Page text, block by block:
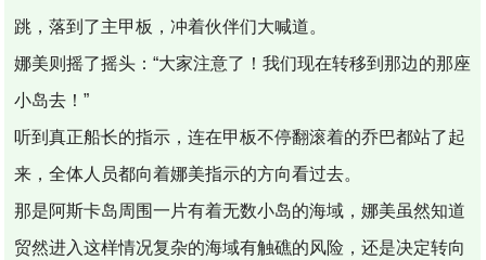
跳，落到了主甲板，冲着伙伴们大喊道。
娜美则摇了摇头：“大家注意了！我们现在转移到那边的那座
小岛去！”
听到真正船长的指示，连在甲板不停翻滚着的乔巴都站了起
来，全体人员都向着娜美指示的方向看过去。
那是阿斯卡岛周围一片有着无数小岛的海域，娜美虽然知道
贸然进入这样情况复杂的海域有触礁的风险，还是决定转向